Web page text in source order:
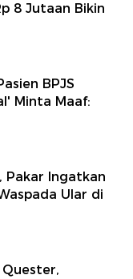
8 Jutaan Bikin
BPJS
Minta Maaf:
Pakar Ingatkan
Ular di
Quester,